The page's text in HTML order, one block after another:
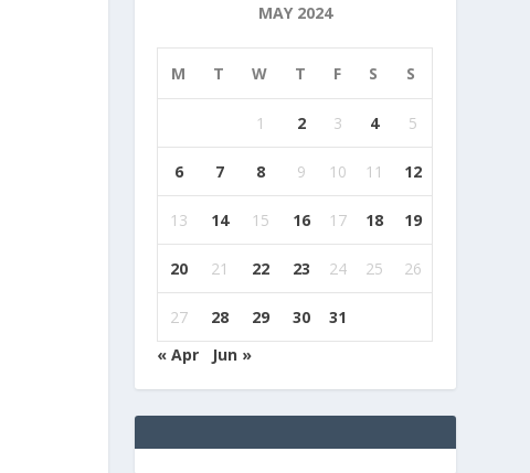
MAY 2024
M T W T F S S
1 2 3 4 5
6 7 8 9 10 11 12
13 14 15 16 17 18 19
20 21 22 23 24 25 26
27 28 29 30
31
« Apr
Jun »